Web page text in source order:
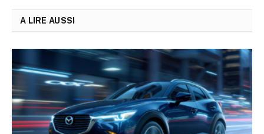
A LIRE AUSSI